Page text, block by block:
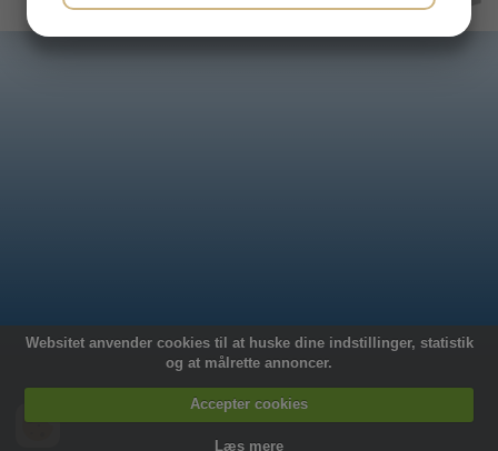
Websitet anvender cookies til at huske dine indstillinger, statistik
og at målrette annoncer.
Accepter cookies
Læs mere